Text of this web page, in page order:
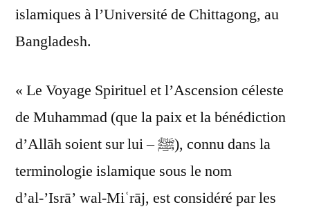
islamiques à l’Université de Chittagong, au
Bangladesh.
« Le Voyage Spirituel et l’Ascension céleste
de Muhammad (que la paix et la bénédiction
d’Allāh soient sur lui – ﷺ), connu dans la
terminologie islamique sous le nom
d’al-’Isrā’ wal-Miʿrāj, est considéré par les